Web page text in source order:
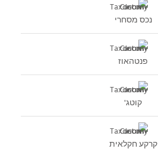
נכס מסחרי
פנטהאוז
קוטג'
קרקע חקלאית